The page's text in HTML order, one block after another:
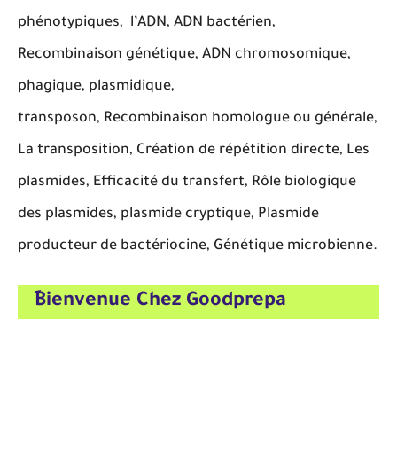
phénotypiques, l’ADN, ADN bactérien,
Recombinaison génétique, ADN chromosomique,
phagique, plasmidique,
transposon, Recombinaison homologue ou générale,
La transposition, Création de répétition directe, Les
plasmides, Efficacité du transfert, Rôle biologique
des plasmides, plasmide cryptique, Plasmide
producteur de bactériocine, Génétique microbienne.
ِBienvenue Chez Goodprepa